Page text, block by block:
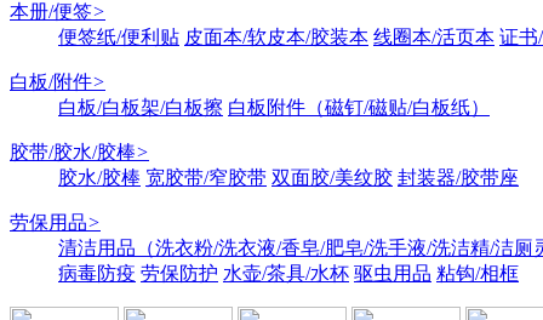
本册/便签>
便签纸/便利贴 皮面本/软皮本/胶装本 线圈本/活页本 证书
白板/附件>
白板/白板架/白板擦 白板附件（磁钉/磁贴/白板纸）
胶带/胶水/胶棒>
胶水/胶棒 宽胶带/窄胶带 双面胶/美纹胶 封装器/胶带座
劳保用品>
清洁用品（洗衣粉/洗衣液/香皂/肥皂/洗手液/洗洁精/洁厕
病毒防疫 劳保防护 水壶/茶具/水杯 驱虫用品 粘钩/相框